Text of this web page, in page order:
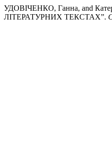
УДОВІЧЕНКО, Ганна, and
ЛІТЕРАТУРНИХ ТЕКСТАХ”.